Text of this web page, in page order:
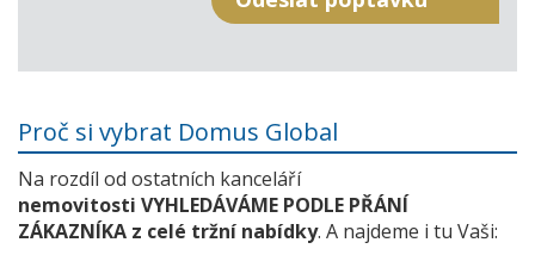
Proč si vybrat Domus Global
Na rozdíl od ostatních kanceláří
nemovitosti VYHLEDÁVÁME PODLE PŘÁNÍ
ZÁKAZNÍKA z celé tržní nabídky. A najdeme i tu Vaši: